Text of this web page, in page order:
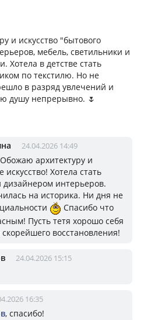
и искусство "бытового
мебель, светильники и
Хотела в детстве стать
по текстилю. Но не
в разряд увлечений и
душу непрерывно. 🌷
24.04.2026 14:49
архитектуру и
искусство! Хотела стать
дизайнером интерьеров.
на историка. Ни дня не
Спасибо что
Пусть тетя хорошо себя
скорейшего восстановления!
24.04.2026 15:15
16:35
, спасибо!